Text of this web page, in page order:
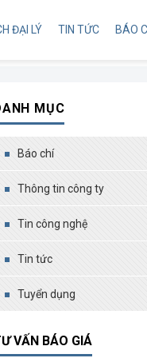
ĐẠI LÝ TIN TỨC BÁO
MỤC
Báo chí
Thông tin công ty
Tin công nghệ
Tin tức
Tuyển dụng
VẤN BÁO GIÁ